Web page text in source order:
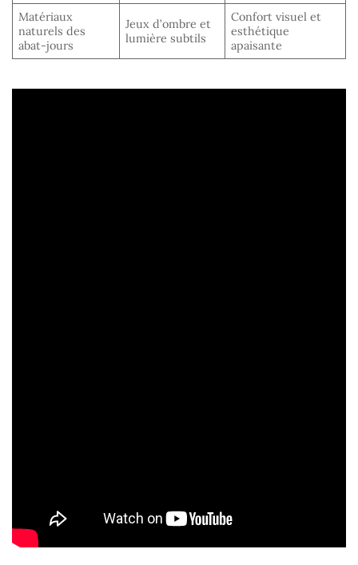
Matériaux
naturels des
abat-jours
Jeux d’ombre et
lumière subtils
Confort visuel et
esthétique
apaisante